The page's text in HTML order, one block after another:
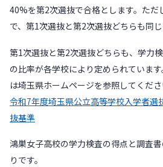
40%を第2次選抜で合格とします。ただ
で、第1次選抜と第2次選抜どちらも同じ
第1次選抜と第2次選抜どちらも、学力
の比率が各学校により定められていま
は埼玉県ホームページを参照してくださ
令和7年度埼玉県公立高等学校入学者選
抜基準
鴻巣女子高校の学力検査の得点と調査
りです。